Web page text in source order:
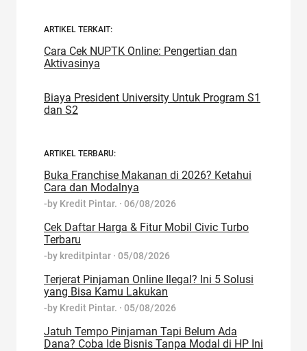
ARTIKEL TERKAIT:
Cara Cek NUPTK Online: Pengertian dan
Aktivasinya
Biaya President University Untuk Program S1
dan S2
ARTIKEL TERBARU:
Buka Franchise Makanan di 2026? Ketahui
Cara dan Modalnya
-by Kredit Pintar. · 06/08/2026
Cek Daftar Harga & Fitur Mobil Civic Turbo
Terbaru
-by kreditpintar · 05/08/2026
Terjerat Pinjaman Online Ilegal? Ini 5 Solusi
yang Bisa Kamu Lakukan
-by Kredit Pintar. · 05/08/2026
Jatuh Tempo Pinjaman Tapi Belum Ada
Dana? Coba Ide Bisnis Tanpa Modal di HP Ini